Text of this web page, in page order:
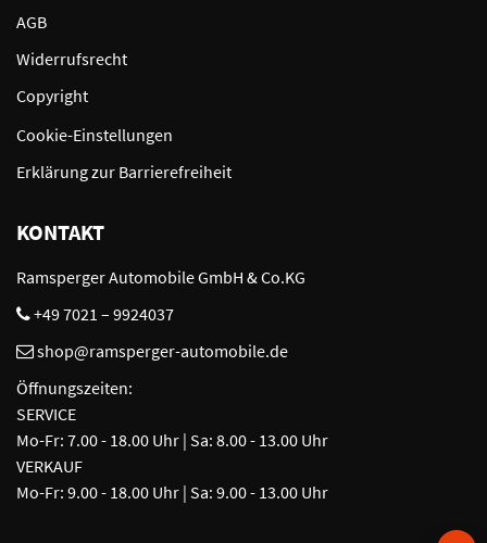
AGB
Widerrufsrecht
Copyright
Cookie-Einstellungen
Erklärung zur Barrierefreiheit
KONTAKT
Ramsperger Automobile GmbH & Co.KG
+49 7021 – 9924037
shop@ramsperger-automobile.de
Öffnungszeiten:
SERVICE
Mo-Fr: 7.00 - 18.00 Uhr | Sa: 8.00 - 13.00 Uhr
VERKAUF
Mo-Fr: 9.00 - 18.00 Uhr | Sa: 9.00 - 13.00 Uhr